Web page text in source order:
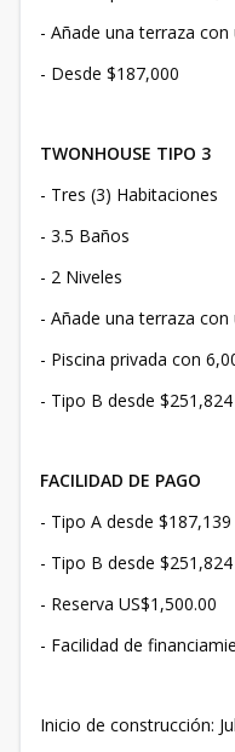
- Añade una terraza
- Desde $187,000
TWONHOUSE TIPO 3
- Tres (3) Habitaciones
- 3.5 Baños
- 2 Niveles
- Añade una terraza
- Piscina privada con
- Tipo B desde $251,824
FACILIDAD DE PAGO
- Tipo A desde $187,139
- Tipo B desde $251,824
- Reserva US$1,500.00
- Facilidad de
Inicio de construcción: